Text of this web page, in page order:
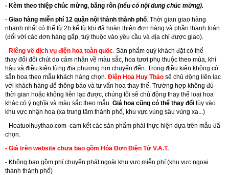
- Kèm theo thiệp chúc mừng, băng rôn (nếu có nội dung chúc mừng).
- Giao hàng miễn phí 12 quận nội thành thành phố. Thời gian giao hàng
nhanh nhất có thể từ 2h kể từ khi đã hoàn thiện đơn hàng và phần thanh toán
(đối với các đơn hàng gấp, tuỳ thuộc vào yêu cầu và địa chỉ được giao).
- Riêng về dịch vụ điện hoa toàn quốc. Sản phẩm quý khách đặt có thể
thay đổi đôi chút do cảm nhận về màu sắc, hoa tươi phụ thuộc theo mùa, khí
hậu và điều kiện từng địa phương nơi chuyển đến. Trong điều kiện không có
sẵn hoa theo mẫu khách hàng chọn. Điện Hoa Huy Thảo sẽ chủ động liên lạc
với khách hàng để thông báo và tư vấn hoa thay thế. Trường hợp không đủ
thời gian hoặc không liên lạc được, chúng tôi sẽ chủ động thay thế loại hoa
khác có ý nghĩa và màu sắc theo mẫu. Giá hoa cũng có thể thay đổi tùy vào
khu vực nhận hoa (xa trung tâm thành phố, khu vực vùng sâu vùng xa...)
- Hoatuoihuythao.com cam kết các sản phẩm phải thực hiện dựa trên mẫu đã
chọn.
- Giá trên website chưa bao gồm Hóa Đơn Điện Tử V.A.T.
- Không bao gồm phí chuyển phát ngoài khu vực miễn phí (khu vực ngoại
thành thành phố)